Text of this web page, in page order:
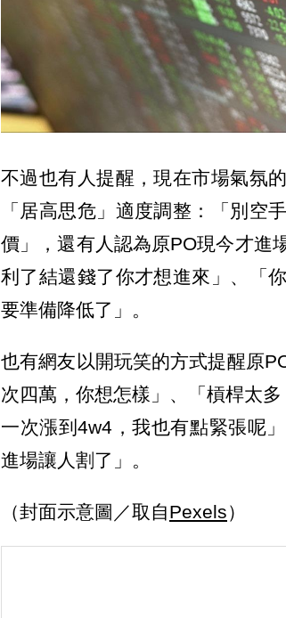
不過也有人提醒，現在市場氣氛
「居高思危」適度調整：「別空
價」，還有人認為原PO現今才進
利了結還錢了你才想進來」、「
要準備降低了」。
也有網友以開玩笑的方式提醒原
次四萬，你想怎樣」、「槓桿太
一次漲到4w4，我也有點緊張呢
進場讓人割了」。
（封面示意圖／取自Pexels）